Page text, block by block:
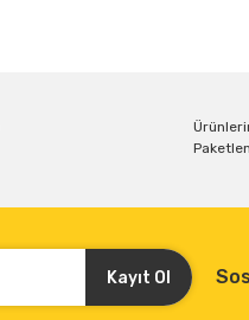
Kayıt Ol